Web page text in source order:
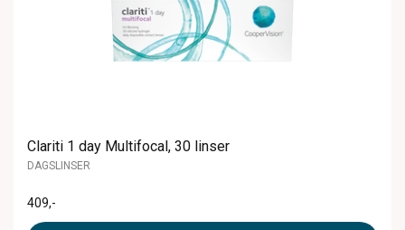
Clariti 1 day Multifocal, 30 linser
DAGSLINSER
409,-